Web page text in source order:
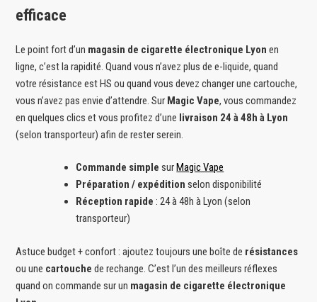
efficace
Le point fort d’un magasin de cigarette électronique Lyon en
ligne, c’est la rapidité. Quand vous n’avez plus de e-liquide, quand
votre résistance est HS ou quand vous devez changer une cartouche,
vous n’avez pas envie d’attendre. Sur Magic Vape, vous commandez
en quelques clics et vous profitez d’une livraison 24 à 48h à Lyon
(selon transporteur) afin de rester serein.
Commande simple surMagic Vape
Préparation / expédition selon disponibilité
Réception rapide : 24 à 48h à Lyon (selon
transporteur)
Astuce budget + confort : ajoutez toujours une boîte de résistances
ou une cartouche de rechange. C’est l’un des meilleurs réflexes
quand on commande sur un magasin de cigarette électronique